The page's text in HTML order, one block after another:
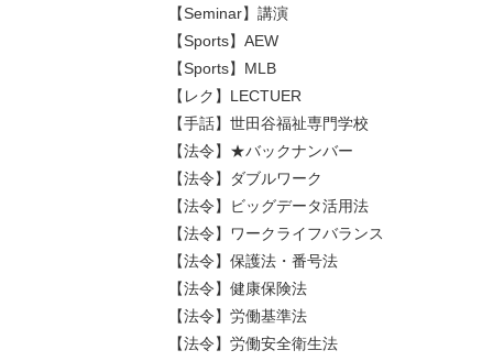
【Seminar】講演
【Sports】AEW
【Sports】MLB
【レク】LECTUER
【手話】世田谷福祉専門学校
【法令】★バックナンバー
【法令】ダブルワーク
【法令】ビッグデータ活用法
【法令】ワークライフバランス
【法令】保護法・番号法
【法令】健康保険法
【法令】労働基準法
【法令】労働安全衛生法